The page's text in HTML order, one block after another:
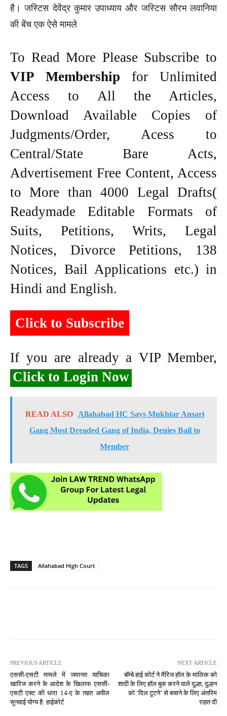
है। जस्टिस देवेंद्र कुमार उपाध्याय और जस्टिस सौरभ लवानिया
की बेंच एक ऐसे मामले
To Read More Please Subscribe to
VIP Membership for Unlimited
Access to All the Articles,
Download Available Copies of
Judgments/Order, Acess to
Central/State Bare Acts,
Advertisement Free Content, Access
to More than 4000 Legal Drafts(
Readymade Editable Formats of
Suits, Petitions, Writs, Legal
Notices, Divorce Petitions, 138
Notices, Bail Applications etc.) in
Hindi and English.
Click to Subscribe
If you are already a VIP Member,
Click to Login Now
READ ALSO
Allahabad HC Says Mukhtar Ansari
Gang Most Dreaded Gang of India, Denies Bail to
Member
TAGS Allahabad High Court
PREVIOUS ARTICLE
एससी-एसटी मामले में जमानत याचिका
खारिज करने के आदेश के खिलाफ एससी-
एसटी एक्ट की धारा 14-ए के तहत अपील
सुनवाई योग्य है: हाईकोर्ट
NEXT ARTICLE
बॉम्बे हाई कोर्ट ने मैरिज हॉल के मालिक को
शादी के लिए हॉल बुक करने वाले दूल्हा, दुल्हन
को ‘दिल टूटने’ से बचाने के लिए अंतरिम
राहत दी